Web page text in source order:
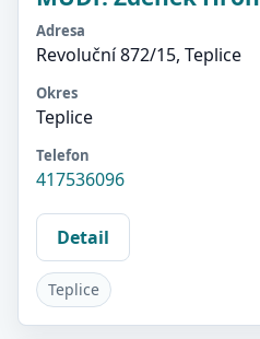
Adresa
Revoluční 872/15, Teplice
Okres
Teplice
Telefon
417536096
Detail
Teplice